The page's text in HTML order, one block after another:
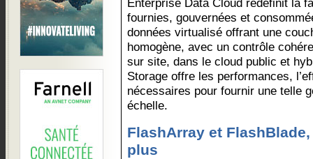
Enterprise Data Cloud redéfinit la
fournies, gouvernées et
données virtualisé offrant une
homogène, avec un contrôle
sur site, dans le cloud public et
Storage offre les performances,
nécessaires pour fournir une telle
échelle.
FlashArray et
plus